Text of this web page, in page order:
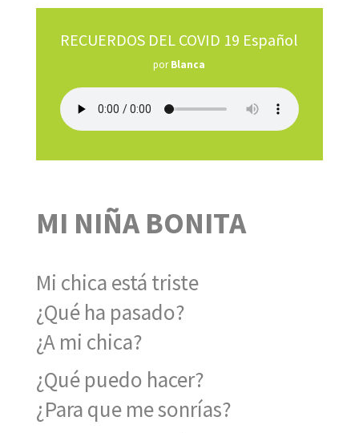
RECUERDOS DEL COVID 19 Español
porBlanca
MI NIÑA BONITA
Mi chica está triste
¿Qué ha pasado?
¿A mi chica?
¿Qué puedo hacer?
¿Para que me sonrías?